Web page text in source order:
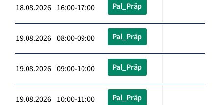
18.08.2026 16:00-17:00 Pal_Präp
19.08.2026 08:00-09:00 Pal_Präp
19.08.2026 09:00-10:00 Pal_Präp
19.08.2026 10:00-11:00 Pal_Präp